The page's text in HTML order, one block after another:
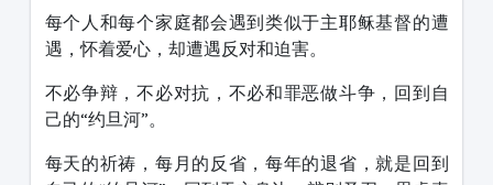
每个人和每个家庭都会遇到类似于主耶稣基督的遭
遇，怀着爱心，却遭遇反对和迫害。
不必争辩，不必对抗，不必和罪恶做斗争，回到自
己的“约旦河”。
每天的祈祷，每月的反省，每年的退省，就是回到